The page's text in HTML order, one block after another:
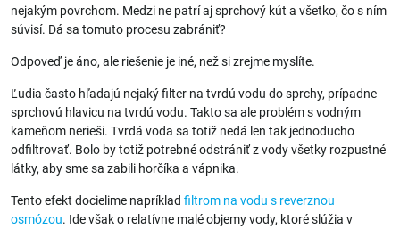
nejakým povrchom. Medzi ne patrí aj sprchový kút a všetko, čo s ním
súvisí. Dá sa tomuto procesu zabrániť?
Odpoveď je áno, ale riešenie je iné, než si zrejme myslíte.
Ľudia často hľadajú nejaký filter na tvrdú vodu do sprchy, prípadne
sprchovú hlavicu na tvrdú vodu. Takto sa ale problém s vodným
kameňom nerieši. Tvrdá voda sa totiž nedá len tak jednoducho
odfiltrovať. Bolo by totiž potrebné odstrániť z vody všetky rozpustné
látky, aby sme sa zabili horčíka a vápnika.
Tento efekt docielime napríklad filtrom na vodu s reverznou
osmózou. Ide však o relatívne malé objemy vody, ktoré slúžia v